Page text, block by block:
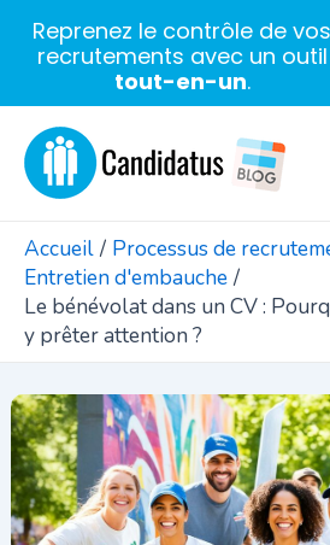
Aller
contenu
Accueil
Processus de
Entretien d'embauche
Le bénévolat dans un CV :
y prêter attention ?
Reprenez le contrôle de vos
recrutements avec un outil
tout-en-un.